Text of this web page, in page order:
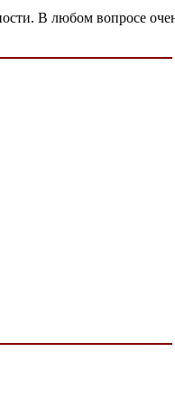
В любом вопросе